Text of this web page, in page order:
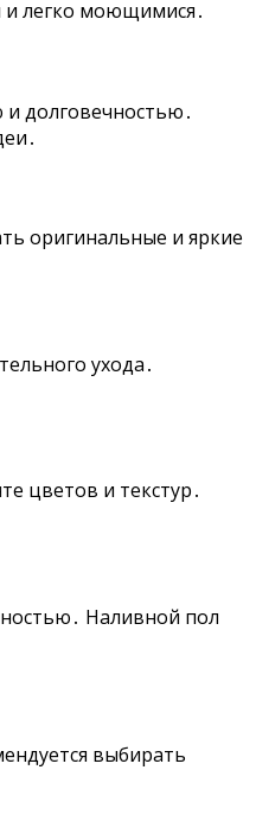
легко моющимися․
долговечностью․
оригинальные и яркие
ухода․
цветов и текстур․
Наливной пол
выбирать